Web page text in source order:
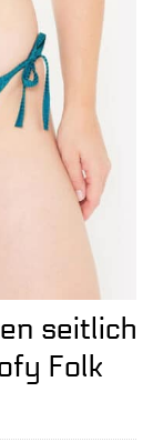
seitlich
Folk